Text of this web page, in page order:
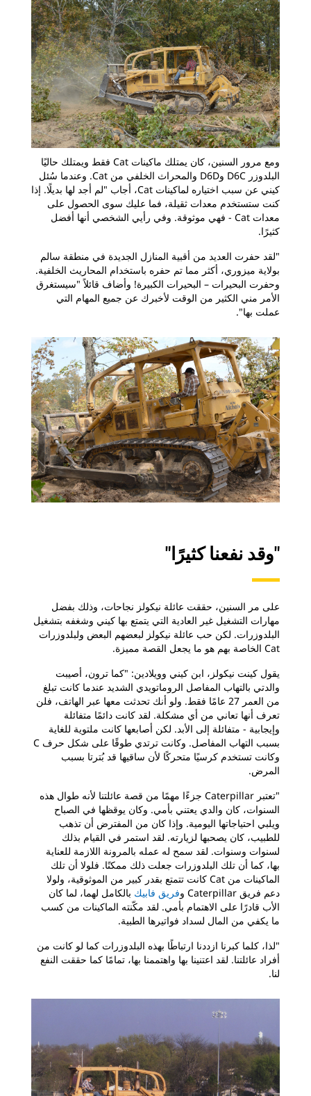
ومع مرور السنين، كان يمتلك ماكينات Cat فقط ويمتلك حاليًا
البلدوزر D6C وD6D والمحراث الخلفي من Cat. وعندما سُئل
كيني عن سبب اختياره لماكينات Cat، أجاب "لم أجد لها بديلًا. إذا
كنت ستستخدم معدات ثقيلة، فما عليك سوى الحصول على
معدات Cat - فهي موثوقة. وفي رأيي الشخصي أنها أفضل
كثيرًا.
"لقد حفرت العديد من أقبية المنازل الجديدة في منطقة سالم
بولاية ميزوري، أكثر مما تم حفره باستخدام المحاريث الخلفية.
وحفرت البحيرات – البحيرات الكبيرة! وأضاف قائلاً "سيستغرق
الأمر مني الكثير من الوقت لأخبرك عن جميع المهام التي
عملت بها".
"وقد نفعنا كثيرًا"
على مر السنين، حققت عائلة نيكولز نجاحات، وذلك بفضل
مهارات التشغيل غير العادية التي يتمتع بها كيني وشغفه بتشغيل
البلدوزرات. لكن حب عائلة نيكولز لبعضهم البعض ولبلدوزرات
Cat الخاصة بهم هو ما يجعل القصة مميزة.
يقول كينت نيكولز، ابن كيني وويلادين: "كما ترون، أصيبت
والدتي بالتهاب المفاصل الروماتويدي الشديد عندما كانت تبلغ
من العمر 27 عامًا فقط. ولو أنك تحدثت معها عبر الهاتف، فلن
تعرف أنها تعاني من أي مشكلة. لقد كانت دائمًا متفائلة
وإيجابية - متفائلة إلى الأبد. لكن أصابعها كانت ملتوية للغاية
بسبب التهاب المفاصل. وكانت ترتدي طوقًا على شكل حرف C
وكانت تستخدم كرسيًا متحركًا لأن ساقيها قد بُترتا بسبب
المرض.
"تعتبر Caterpillar جزءًا مهمًا من قصة عائلتنا لأنه طوال هذه
السنوات، كان والدي يعتني بأمي. وكان يوقظها في الصباح
ويلبي احتياجاتها اليومية. وإذا كان من المفترض أن تذهب
للطبيب، كان يصحبها لزيارته. لقد استمر في القيام بذلك
لسنوات وسنوات. لقد سمح له عمله بالمرونة اللازمة للعناية
بها، كما أن تلك البلدوزرات جعلت ذلك ممكنًا. فلولا أن تلك
الماكينات من Cat كانت تتمتع بقدر كبير من الموثوقية، ولولا
دعم فريق Caterpillar و
فريق فابيك بالكامل لهما، لما كان
الأب قادرًا على الاهتمام بأمي. لقد مكّنته الماكينات من كسب
ما يكفي من المال لسداد فواتيرها الطبية.
"لذا، كلما كبرنا ازددنا ارتباطًا بهذه البلدوزرات كما لو كانت من
أفراد عائلتنا. لقد اعتنينا بها واهتممنا بها، تمامًا كما حققت النفع
لنا.